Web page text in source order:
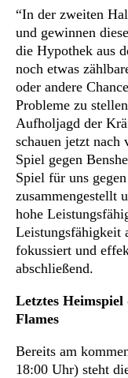
“In der zweiten
und gewinnen
die Hypothek aus
noch etwas
oder andere
Probleme zu
Aufholjagd der
schauen jetzt nach
Spiel gegen
Spiel für uns
zusammengestellt
hohe
Leistungsfähigkeit
fokussiert und
abschließend.
Letztes
Flames
Bereits am
18:00 Uhr) steht